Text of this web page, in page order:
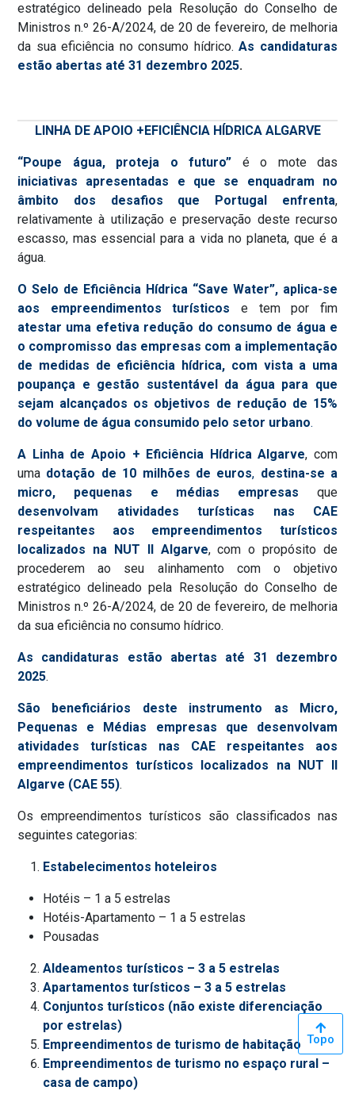
estratégico delineado pela Resolução do Conselho de
Ministros n.º 26-A/2024, de 20 de fevereiro, de melhoria
da sua eficiência no consumo hídrico.As candidaturas
estão abertas até 31 dezembro 2025.
LINHA DE APOIO +EFICIÊNCIA HÍDRICA ALGARVE
“Poupe água, proteja o futuro” é o mote das
iniciativas apresentadas e que se enquadram no
âmbito dos desafios que Portugal enfrenta,
relativamente à utilização e preservação deste recurso
escasso, mas essencial para a vida no planeta, que é a
água.
O Selo de Eficiência Hídrica “Save Water”, aplica-se
aos empreendimentos turísticos e tem por fim
atestar uma efetiva redução do consumo de água e
o compromisso das empresas com a implementação
de medidas de eficiência hídrica, com vista a uma
poupança e gestão sustentável da água para que
sejam alcançados os objetivos de redução de 15%
do volume de água consumido pelo setor urbano.
A Linha de Apoio + Eficiência Hídrica Algarve, com
uma dotação de 10 milhões de euros, destina-se a
micro, pequenas e médias empresas que
desenvolvam atividades turísticas nas CAE
respeitantes aos empreendimentos turísticos
localizados na NUT II Algarve, com o propósito de
procederem ao seu alinhamento com o objetivo
estratégico delineado pela Resolução do Conselho de
Ministros n.º 26-A/2024, de 20 de fevereiro, de melhoria
da sua eficiência no consumo hídrico.
As candidaturas estão abertas até 31 dezembro
2025.
São beneficiários deste instrumento as Micro,
Pequenas e Médias empresas que desenvolvam
atividades turísticas nas CAE respeitantes aos
empreendimentos turísticos localizados na NUT II
Algarve (CAE 55).
Os empreendimentos turísticos são classificados nas
seguintes categorias:
Estabelecimentos hoteleiros
Hotéis – 1 a 5 estrelas
Hotéis-Apartamento – 1 a 5 estrelas
Pousadas
Aldeamentos turísticos – 3 a 5 estrelas
Apartamentos turísticos – 3 a 5 estrelas
Conjuntos turísticos (não existe diferenciação
por estrelas)
Empreendimentos de turismo de habitação
Empreendimentos de turismo no espaço rural –
casa de campo)
Topo